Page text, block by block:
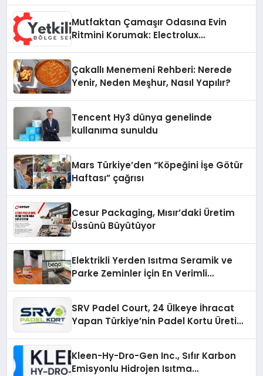
Mutfaktan Çamaşır Odasına Evin
Ritmini Korumak: Electrolux
Çakallı Menemeni Rehberi: Nerede
Yenir, Neden Meşhur, Nasıl Yapılır?
Tencent Hy3 dünya genelinde
kullanıma sunuldu
Mars Türkiye’den “Köpeğini İşe Götür
Haftası” çağrısı
Cesur Packaging, Mısır’daki Üretim
Üssünü Büyütüyor
Elektrikli Yerden Isıtma Seramik ve
Parke Zeminler İçin En Verimli
SRV Padel Court, 24 Ülkeye İhracat
Yapan Türkiye’nin Padel Kortu Üretim
Kleen-Hy-Dro-Gen Inc., Sıfır Karbon
Emisyonlu Hidrojen Isıtma